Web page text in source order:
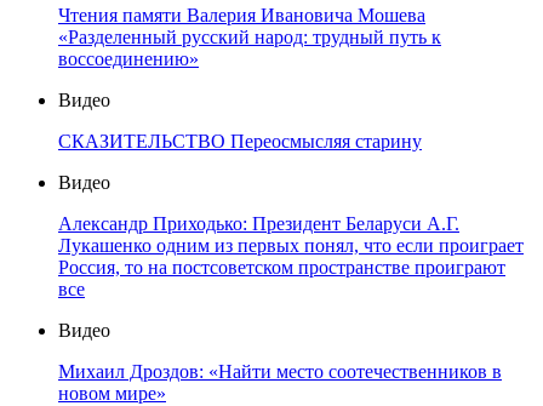
Чтения памяти Валерия Ивановича Мошева
«Разделенный русский народ: трудный путь к
воссоединению»
Видео
СКАЗИТЕЛЬСТВО Переосмысляя старину
Видео
Александр Приходько: Президент Беларуси А.Г.
Лукашенко одним из первых понял, что если проиграет
Россия, то на постсоветском пространстве проиграют
все
Видео
Михаил Дроздов: «Найти место соотечественников в
новом мире»